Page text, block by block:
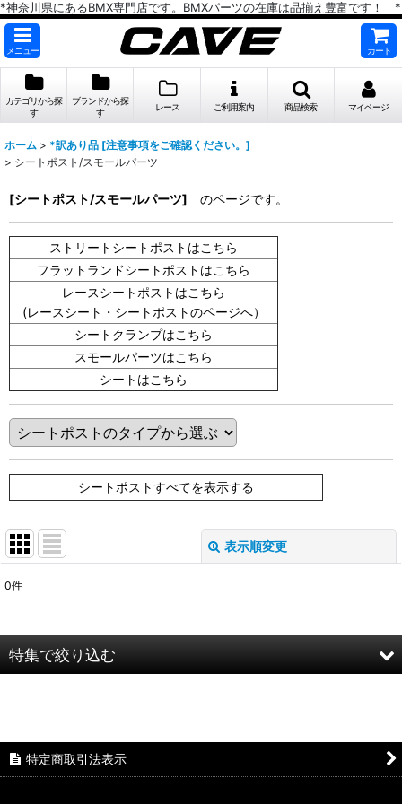
*神奈川県にあるBMX専門店です。BMXパーツの在庫は品揃え豊富です！ *
メニュー カート
カテゴリから探
す
ブランドから探
す
レース ご利用案内 商品検索 マイページ
ホーム > *訳あり品 [注意事項をご確認ください。]
> シートポスト/スモールパーツ
[シートポスト/スモールパーツ] のページです。
ストリートシートポストはこちら
フラットランドシートポストはこちら
レースシートポストはこちら
(レースシート・シートポストのページへ）
シートクランプはこちら
スモールパーツはこちら
シートはこちら
シートポストすべてを表示する
表示順変更
在庫あり
0件
特集で絞り込む
ストリート/完成車
特定商取引法表示